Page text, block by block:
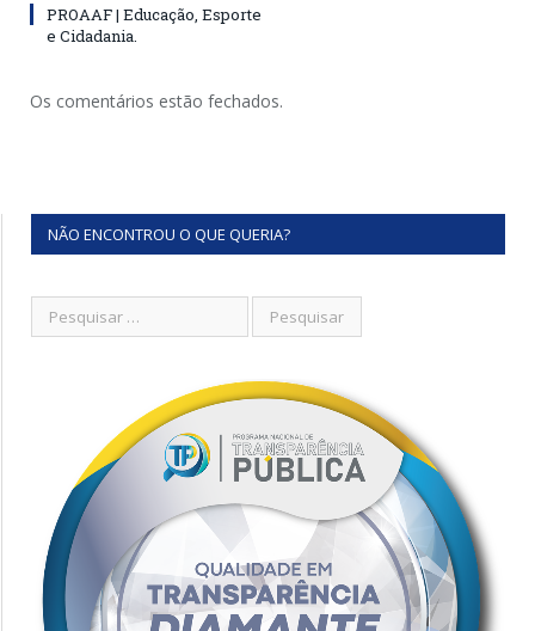
PROAAF | Educação, Esporte
e Cidadania.
Os comentários estão fechados.
NÃO ENCONTROU O QUE QUERIA?